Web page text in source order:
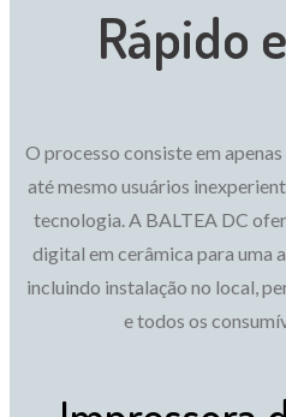
Rápido
O processo consiste em
até mesmo usuários
tecnologia. A BALTEA DC
digital em cerâmica para uma
incluindo instalação no local,
e todos os